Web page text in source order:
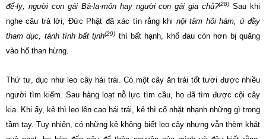
đế-lỵ, người con gái Bà-la-môn hay người con gái gia chủ?(28) Sau khi
nghe câu trả lời, Đức Phật đã xác tín rằng khi nội tâm hôi hám, ứ đầy
tham dục, tánh tình bất tịnh(29) thì bất hạnh, khổ đau còn hơn bị quăng
vào hố than hừng.
Thứ tư, dục như leo cây hái trái. Có một cây ăn trái tốt tươi được nhiều
người tìm kiếm. Sau hàng loạt nỗ lực tìm cầu, họ đã tìm được cội cây
kia. Khi ấy, kẻ thì leo lên cao hái trái, kẻ thì cố nhặt nhạnh những gì trong
tầm tay. Tuy nhiên, có những kẻ không biết leo cây nhưng vẫn thèm khát